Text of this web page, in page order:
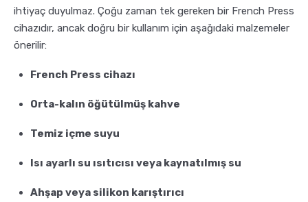
ihtiyaç duyulmaz. Çoğu zaman tek gereken bir French Press
cihazıdır, ancak doğru bir kullanım için aşağıdaki malzemeler
önerilir:
French Press cihazı
Orta-kalın öğütülmüş kahve
Temiz içme suyu
Isı ayarlı su ısıtıcısı veya kaynatılmış su
Ahşap veya silikon karıştırıcı